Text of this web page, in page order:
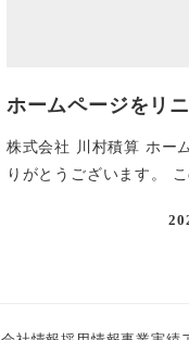
ホームページをリ
株式会社 川村積算 ホー
りがとうございます。